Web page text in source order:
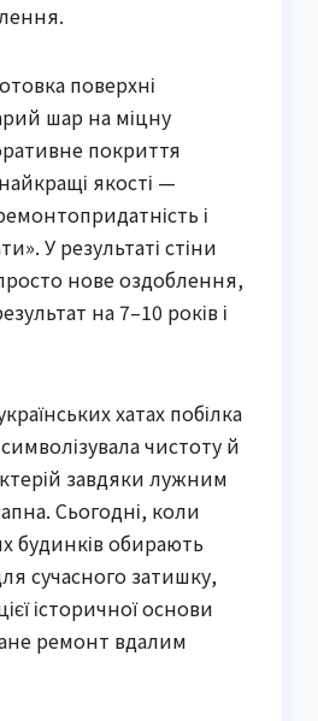
поверхні
шар на міцну
покриття
якості —
і
У результаті стіни
нове оздоблення,
на 7–10 років і
хатах побілка
чистоту й
завдяки лужним
Сьогодні, коли
будинків обирають
сучасного затишку,
історичної основи
ремонт вдалим